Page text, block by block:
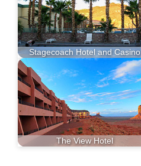
Stagecoach Hotel and Casino
The View Hotel